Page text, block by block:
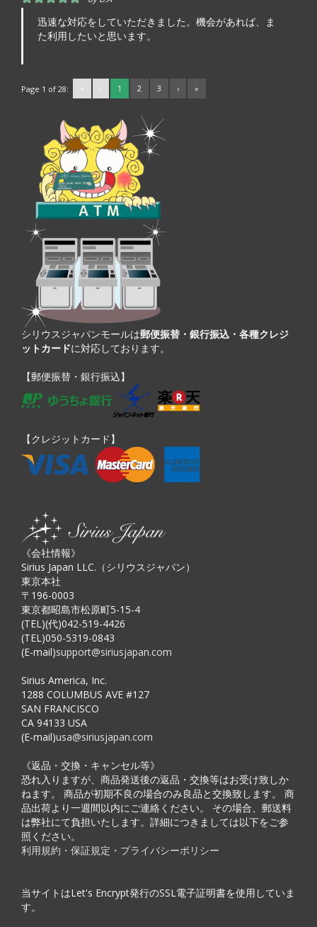
迅速な対応をしていただきました。機会があれば、ま
た利用したいと思います。
Page 1 of 28: « ‹ 1 2 3 › »
シリウスジャパンモールは郵便振替・銀行振込・各種クレジ
ットカードに対応しております。
【郵便振替・銀行振込】
【クレジットカード】
《会社情報》
Sirius Japan LLC.（シリウスジャパン）
東京本社
〒196-0003
東京都昭島市松原町5-15-4
(TEL)(代)042-519-4426
(TEL)050-5319-0843
(E-mail)support@siriusjapan.com
Sirius America, Inc.
1288 COLUMBUS AVE #127
SAN FRANCISCO
CA 94133 USA
(E-mail)usa@siriusjapan.com
《返品・交換・キャンセル等》
恐れ入りますが、商品発送後の返品・交換等はお受け致しか
ねます。 商品が初期不良の場合のみ良品と交換致します。 商
品出荷より一週間以内にご連絡ください。 その場合、郵送料
は弊社にて負担いたします。詳細につきましては以下をご参
照ください。
利用規約・保証規定・プライバシーポリシー
当サイトはLet's Encrypt発行のSSL電子証明書を使用していま
す。